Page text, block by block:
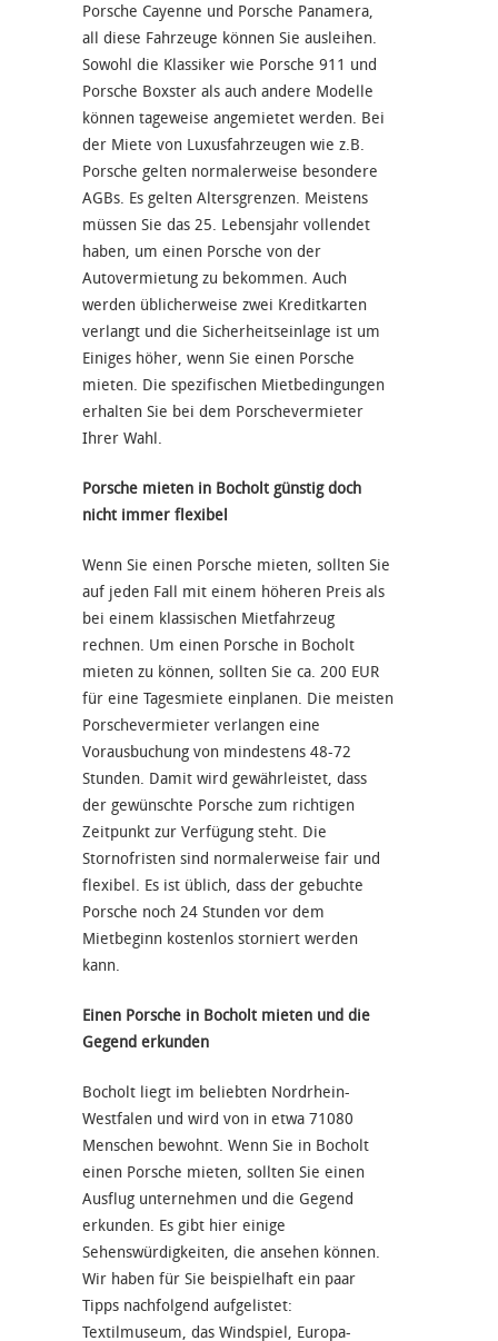
Porsche Cayenne und Porsche Panamera,
all diese Fahrzeuge können Sie ausleihen.
Sowohl die Klassiker wie Porsche 911 und
Porsche Boxster als auch andere Modelle
können tageweise angemietet werden. Bei
der Miete von Luxusfahrzeugen wie z.B.
Porsche gelten normalerweise besondere
AGBs. Es gelten Altersgrenzen. Meistens
müssen Sie das 25. Lebensjahr vollendet
haben, um einen Porsche von der
Autovermietung zu bekommen. Auch
werden üblicherweise zwei Kreditkarten
verlangt und die Sicherheitseinlage ist um
Einiges höher, wenn Sie einen Porsche
mieten. Die spezifischen Mietbedingungen
erhalten Sie bei dem Porschevermieter
Ihrer Wahl.
Porsche mieten in Bocholt günstig doch
nicht immer flexibel
Wenn Sie einen Porsche mieten, sollten Sie
auf jeden Fall mit einem höheren Preis als
bei einem klassischen Mietfahrzeug
rechnen. Um einen Porsche in Bocholt
mieten zu können, sollten Sie ca. 200 EUR
für eine Tagesmiete einplanen. Die meisten
Porschevermieter verlangen eine
Vorausbuchung von mindestens 48-72
Stunden. Damit wird gewährleistet, dass
der gewünschte Porsche zum richtigen
Zeitpunkt zur Verfügung steht. Die
Stornofristen sind normalerweise fair und
flexibel. Es ist üblich, dass der gebuchte
Porsche noch 24 Stunden vor dem
Mietbeginn kostenlos storniert werden
kann.
Einen Porsche in Bocholt mieten und die
Gegend erkunden
Bocholt liegt im beliebten Nordrhein-
Westfalen und wird von in etwa 71080
Menschen bewohnt. Wenn Sie in Bocholt
einen Porsche mieten, sollten Sie einen
Ausflug unternehmen und die Gegend
erkunden. Es gibt hier einige
Sehenswürdigkeiten, die ansehen können.
Wir haben für Sie beispielhaft ein paar
Tipps nachfolgend aufgelistet:
Textilmuseum, das Windspiel, Europa-